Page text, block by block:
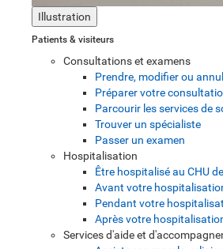
Illustration
Patients & visiteurs
Consultations et examens
Prendre, modifier ou
Préparer votre
Parcourir les services de
Trouver un spécialiste
Passer un examen
Hospitalisation
Être hospitalisé au CHU
Avant votre
Pendant votre
Après votre
Services d'aide et